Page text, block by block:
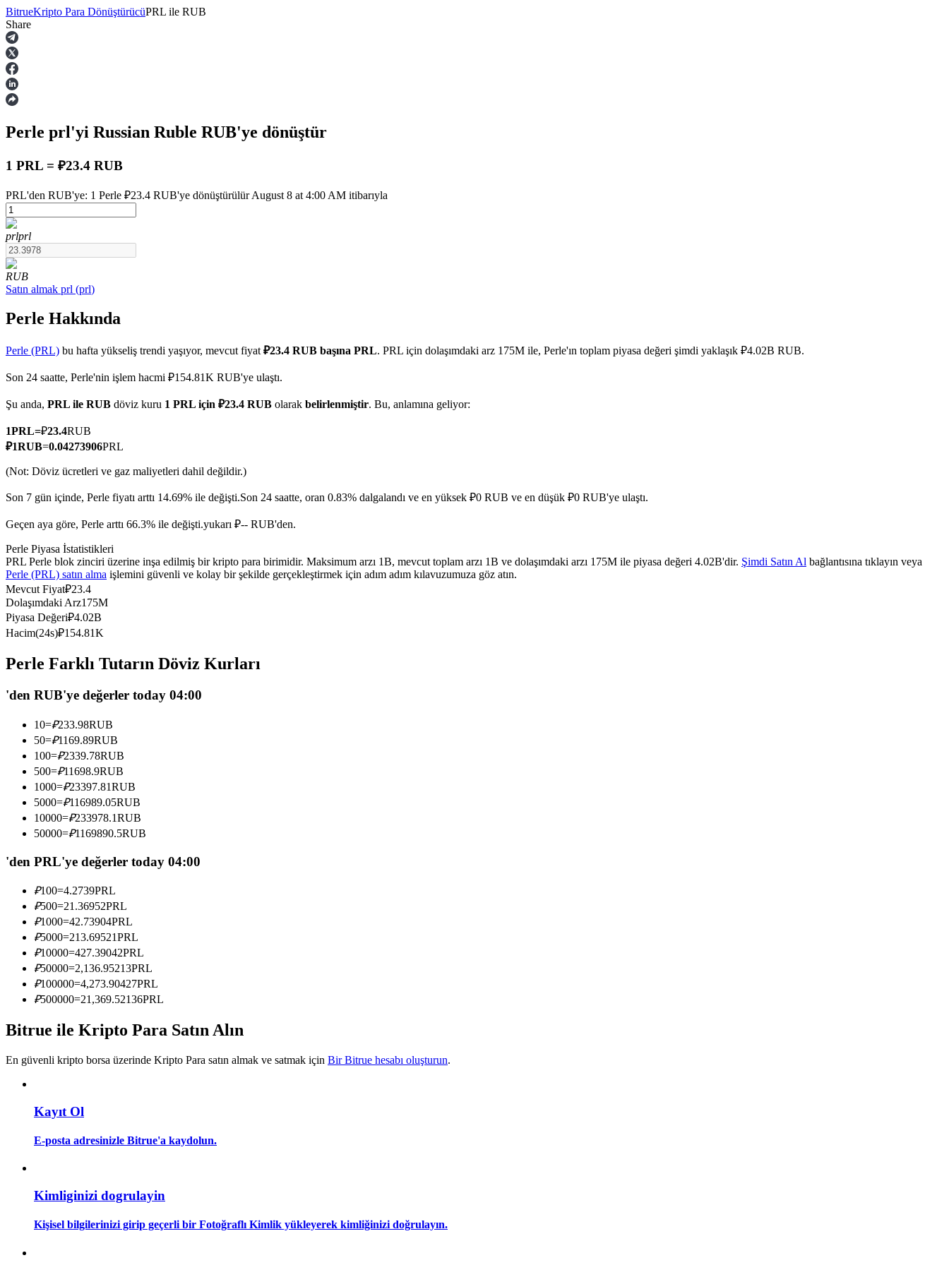
Vadeli İşlemler
COIN-M Vadeli İşlemleri
Kripto Para Vadeli İşlemleri
Hisse senetleri, döviz, değerli metaller ve emtia türevleri
USDC Vadeli İşlemleri
Kopya Ticaret
En iyi traderlarla güçlerinizi birleştirin
Kopya Tüccarı Olun
Kâr paylaşımı ve kopya ticaret komisyonlarının tadını çıkarın
BitrueKripto Para DönüştürücüPRL ile RUB
Share
Perle prl'yi Russian Ruble RUB'ye dönüştür
1 PRL = ₽23.4 RUB
PRL'den RUB'ye: 1 Perle ₽23.4 RUB'ye dönüştürülür August 8 at 4:00 AM itibarıyla
prlprl
RUB
Satın almak prl (prl)
Perle Hakkında
Perle (PRL) bu hafta yükseliş trendi yaşıyor, mevcut fiyat ₽23.4 RUB başına PRL. PRL için dolaşımdaki arz 175M ile, Perle'ın toplam piyasa değeri şimdi yaklaşık ₽4.02B RUB.
Son 24 saatte, Perle'nin işlem hacmi ₽154.81K RUB'ye ulaştı.
Şu anda, PRL ile RUB döviz kuru 1 PRL için ₽23.4 RUB olarak belirlenmiştir. Bu, anlamına geliyor:
1PRL=₽23.4RUB
₽1RUB=0.04273906PRL
(Not: Döviz ücretleri ve gaz maliyetleri dahil değildir.)
Son 7 gün içinde, Perle fiyatı arttı 14.69% ile değişti.Son 24 saatte, oran 0.83% dalgalandı ve en yüksek ₽0 RUB ve en düşük ₽0 RUB'ye ulaştı.
Geçen aya göre, Perle arttı 66.3% ile değişti.yukarı ₽-- RUB'den.
Perle Piyasa İstatistikleri
PRL Perle blok zinciri üzerine inşa edilmiş bir kripto para birimidir. Maksimum arzı 1B, mevcut toplam arzı 1B ve dolaşımdaki arzı 175M ile piyasa değeri 4.02B'dir. Şimdi Satın Al bağlantısına tıklayın veya
Perle (PRL) satın alma işlemini güvenli ve kolay bir şekilde gerçekleştirmek için adım adım kılavuzumuza göz atın.
Mevcut Fiyat₽23.4
Dolaşımdaki Arz175M
Piyasa Değeri₽4.02B
Hacim(24s)₽154.81K
Perle Farklı Tutarın Döviz Kurları
'den RUB'ye değerler today 04:00
10=₽233.98RUB
50=₽1169.89RUB
100=₽2339.78RUB
500=₽11698.9RUB
1000=₽23397.81RUB
5000=₽116989.05RUB
10000=₽233978.1RUB
50000=₽1169890.5RUB
'den PRL'ye değerler today 04:00
₽100=4.2739PRL
₽500=21.36952PRL
₽1000=42.73904PRL
₽5000=213.69521PRL
₽10000=427.39042PRL
₽50000=2,136.95213PRL
₽100000=4,273.90427PRL
₽500000=21,369.52136PRL
Bitrue ile Kripto Para Satın Alın
En güvenli kripto borsa üzerinde Kripto Para satın almak ve satmak için Bir Bitrue hesabı oluşturun.
Kayıt Ol
E-posta adresinizle Bitrue'a kaydolun.
Kimliginizi dogrulayin
Kişisel bilgilerinizi girip geçerli bir Fotoğraflı Kimlik yükleyerek kimliğinizi doğrulayın.